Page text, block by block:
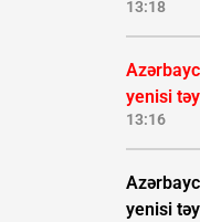
13:18
yenisi
13:16
yenisi